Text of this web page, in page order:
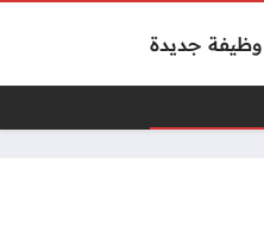
جديدة